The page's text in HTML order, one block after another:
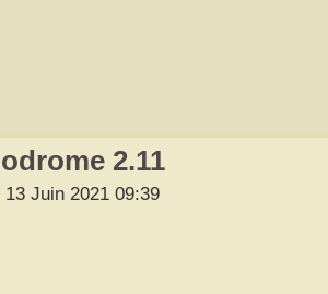
2.11
Juin 2021 09:39